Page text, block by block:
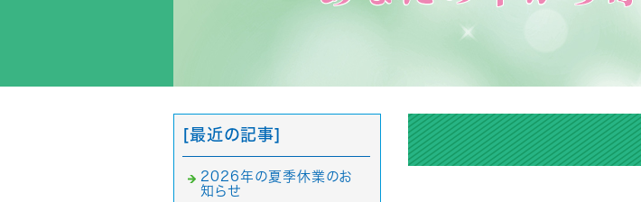
[最近の記事]
2026年の夏季休業のお
知らせ